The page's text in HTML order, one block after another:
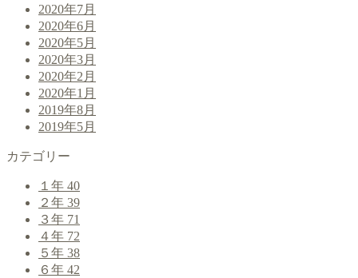
2020年7月
2020年6月
2020年5月
2020年3月
2020年2月
2020年1月
2019年8月
2019年5月
カテゴリー
１年 40
２年 39
３年 71
４年 72
５年 38
６年 42